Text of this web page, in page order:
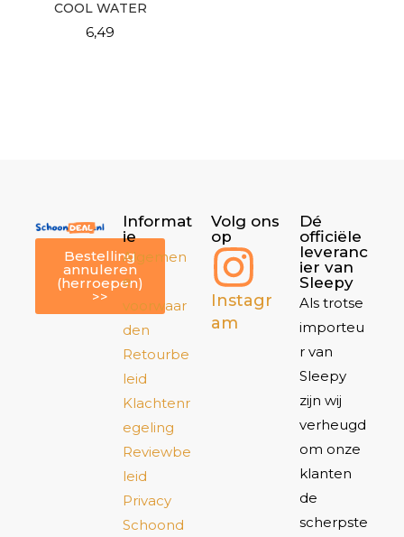
COOL WATER
6,49
Bestelling
annuleren
(herroepen)
>>
Informat
ie
Algemen
e
voorwaar
den
Retourbe
leid
Klachtenr
egeling
Reviewbe
leid
Privacy
Schoond
Volg ons
op
Instagr
am
Dé
officiële
leveranc
ier van
Sleepy
Als trotse
importeu
r van
Sleepy
zijn wij
verheugd
om onze
klanten
de
scherpste